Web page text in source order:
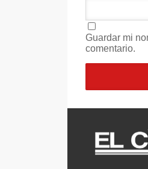
Guardar mi
comentario.